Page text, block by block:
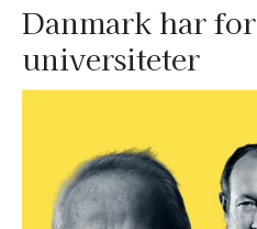
Danmark har
universiteter